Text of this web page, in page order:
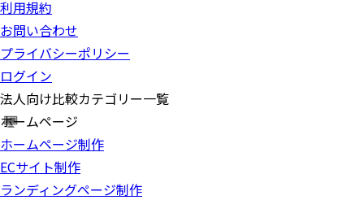
利用規約
お問い合わせ
プライバシーポリシー
ログイン
法人向け比較カテゴリー一覧
ホームページ
ホームページ制作
ECサイト制作
ランディングページ制作